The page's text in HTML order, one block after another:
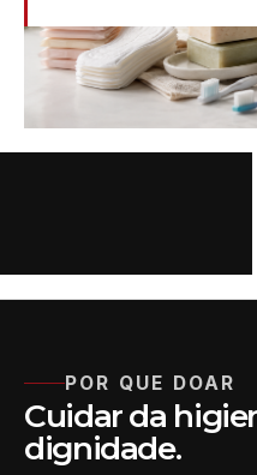
POR QUE DOAR
Cuidar da
dignidade.